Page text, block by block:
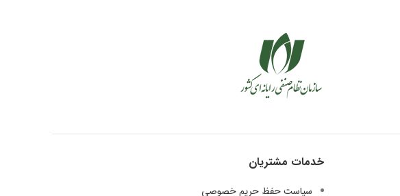
خدمات مشتریان
سیاست حفظ حریم خصوصی